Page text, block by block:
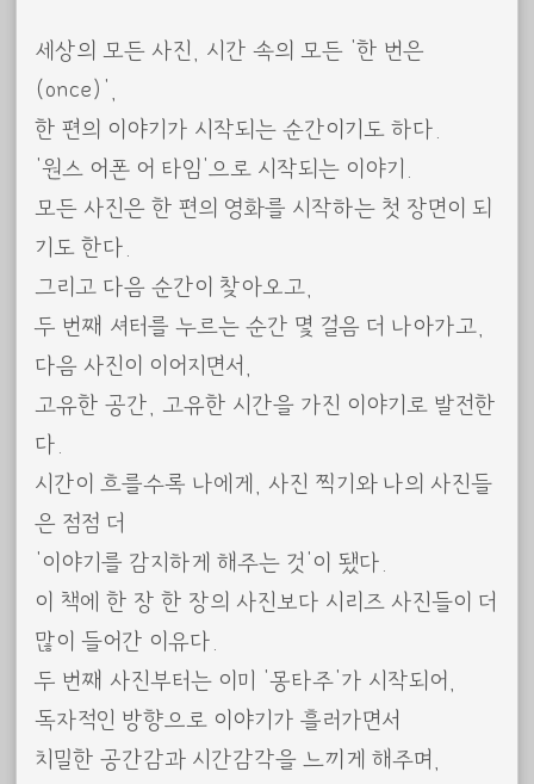
세상의 모든 사진, 시간 속의 모든 ‘한 번은
(once)’,
한 편의 이야기가 시작되는 순간이기도 하다.
‘원스 어폰 어 타임’으로 시작되는 이야기.
모든 사진은 한 편의 영화를 시작하는 첫 장면이 되
기도 한다.
그리고 다음 순간이 찾아오고,
두 번째 셔터를 누르는 순간 몇 걸음 더 나아가고,
다음 사진이 이어지면서,
고유한 공간, 고유한 시간을 가진 이야기로 발전한
다.
시간이 흐를수록 나에게, 사진 찍기와 나의 사진들
은 점점 더
‘이야기를 감지하게 해주는 것’이 됐다.
이 책에 한 장 한 장의 사진보다 시리즈 사진들이 더
많이 들어간 이유다.
두 번째 사진부터는 이미 ‘몽타주’가 시작되어,
독자적인 방향으로 이야기가 흘러가면서
치밀한 공간감과 시간감각을 느끼게 해주며,